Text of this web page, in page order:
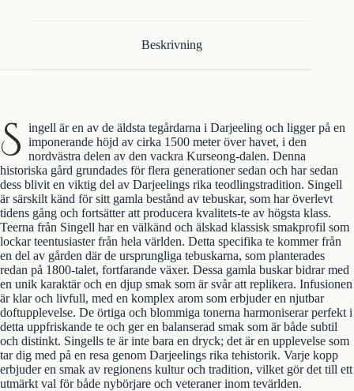
Beskrivning
S ingell är en av de äldsta tegårdarna i Darjeeling och ligger på en
imponerande höjd av cirka 1500 meter över havet, i den
nordvästra delen av den vackra Kurseong-dalen. Denna
historiska gård grundades för flera generationer sedan och har sedan
dess blivit en viktig del av Darjeelings rika teodlingstradition. Singell
är särskilt känd för sitt gamla bestånd av tebuskar, som har överlevt
tidens gång och fortsätter att producera kvalitets-te av högsta klass.
Teerna från Singell har en välkänd och älskad klassisk smakprofil som
lockar teentusiaster från hela världen. Detta specifika te kommer från
en del av gården där de ursprungliga tebuskarna, som planterades
redan på 1800-talet, fortfarande växer. Dessa gamla buskar bidrar med
en unik karaktär och en djup smak som är svår att replikera. Infusionen
är klar och livfull, med en komplex arom som erbjuder en njutbar
doftupplevelse. De örtiga och blommiga tonerna harmoniserar perfekt i
detta uppfriskande te och ger en balanserad smak som är både subtil
och distinkt. Singells te är inte bara en dryck; det är en upplevelse som
tar dig med på en resa genom Darjeelings rika tehistorik. Varje kopp
erbjuder en smak av regionens kultur och tradition, vilket gör det till ett
utmärkt val för både nybörjare och veteraner inom tevärlden.